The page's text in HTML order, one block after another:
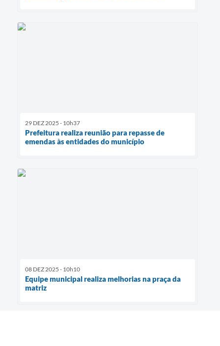
29 DEZ 2025 - 10h37
Prefeitura realiza reunião para repasse de
emendas às entidades do município
08 DEZ 2025 - 10h10
Equipe municipal realiza melhorias na praça da
matriz